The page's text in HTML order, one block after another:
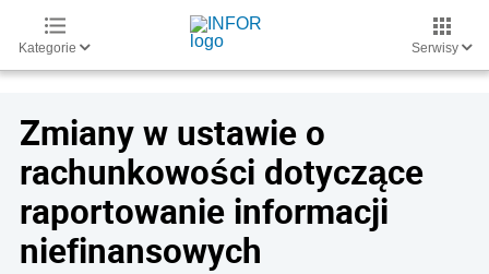
Kategorie Serwisy
Zmiany w ustawie o
rachunkowości dotyczące
raportowanie informacji
niefinansowych